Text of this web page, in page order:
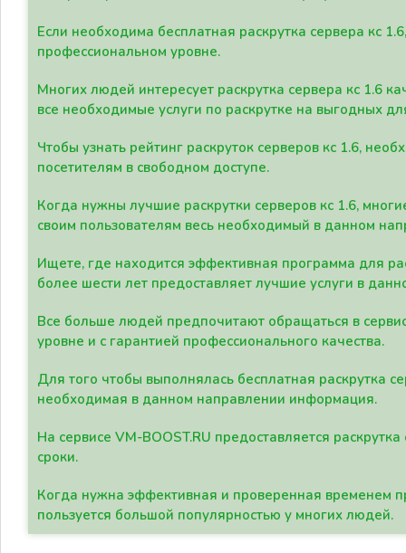
Если необходима бесплатная раскрутка сервера кс
профессиональном уровне.
Многих людей интересует раскрутка сервера кс 1.6
все необходимые услуги по раскрутке на выгодных
Чтобы узнать рейтинг раскруток серверов кс 1.6,
посетителям в свободном доступе.
Когда нужны лучшие раскрутки серверов кс 1.6,
своим пользователям весь необходимый в данном
Ищете, где находится эффективная программа для
более шести лет предоставляет лучшие услуги в
Все больше людей предпочитают обращаться в
уровне и с гарантией профессионального качества.
Для того чтобы выполнялась бесплатная раскрутка
необходимая в данном направлении информация.
На сервисе VM-BOOST.RU предоставляется
сроки.
Когда нужна эффективная и проверенная временем
пользуется большой популярностью у многих людей.